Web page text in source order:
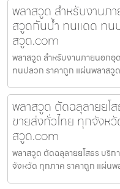
พลาสวูด สำหรับงานภ
สวูดกันน้ำ ทนแดด ทน
สวูด.com
พลาสวูด สำหรับงานภายนอก
ทนปลวก ราคาถูก แผ่นพลาส
พลาสวูด ตัดฉลุลายยโ
ขายส่งทั่วไทย ทุกจังห
สวูด.com
พลาสวูด ตัดฉลุลายยโสธร บริ
จังหวัด ทุกภาค ราคาถูก แผ่น